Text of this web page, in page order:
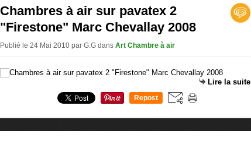
Chambres à air sur pavatex 2
"Firestone" Marc Chevallay 2008
Publié le 24 Mai 2010 par G.G dans Art Chambre à air
Lire la suite
Repost